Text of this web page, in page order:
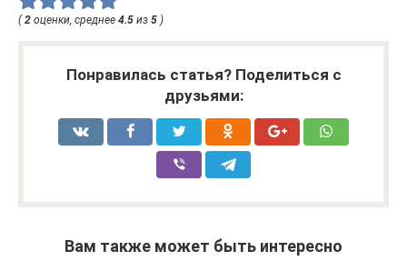
(2 оценки, среднее 4.5 из 5 )
Понравилась статья? Поделиться с
друзьями:
Вам также может быть интересно